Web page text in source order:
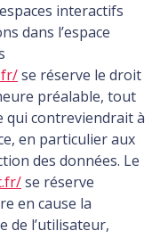
interactifs
dans l’espace
se réserve le droit
préalable, tout
qui contreviendrait à
en particulier aux
des données. Le
se réserve
en cause la
de l’utilisateur,